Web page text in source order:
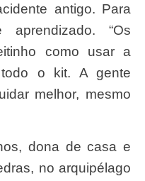
antigo. Para
“Os
como usar a
o kit. A gente
melhor, mesmo
no arquipélago